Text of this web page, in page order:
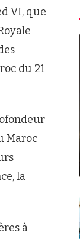
VI, que
du 21
Maroc
la
à